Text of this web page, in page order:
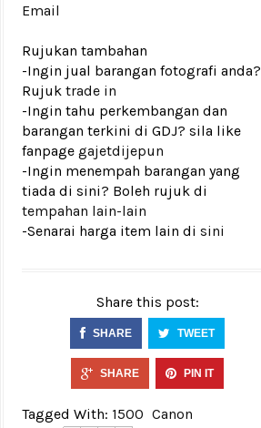
Email
Rujukan tambahan
-Ingin jual barangan fotografi anda?
Rujuk trade in
-Ingin tahu perkembangan dan
barangan terkini di GDJ? sila like
fanpage gajetdijepun
-Ingin menempah barangan yang
tiada di sini? Boleh rujuk di
tempahan lain-lain
-Senarai harga item lain di sini
Share this post:
SHARE TWEET
SHARE PIN IT
Tagged With: 1500 Canon